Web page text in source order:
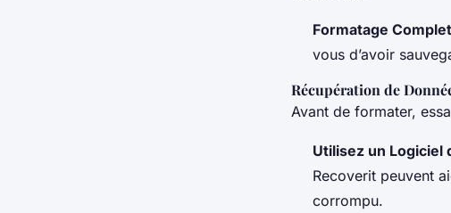
Formatage Complet
vous d’avoir
Récupération de
Avant de formater,
Utilisez un Logiciel
Recoverit peuvent
corrompu.